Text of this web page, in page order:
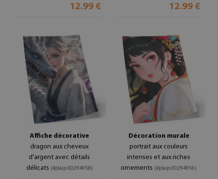
12.99 € 12.99 €
Affiche décorative
dragon aux cheveux
d'argent avec détails
délicats (#plaip-00294958)
Décoration murale
portrait aux couleurs
intenses et aux riches
ornements (#plaip-00294956)